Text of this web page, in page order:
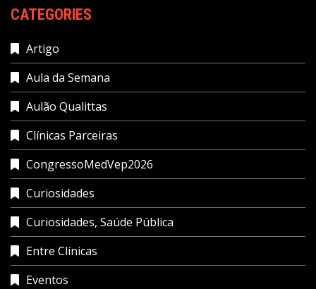
CATEGORIES
Artigo
Aula da Semana
Aulão Qualittas
Clínicas Parceiras
CongressoMedVep2026
Curiosidades
Curiosidades, Saúde Pública
Entre Clínicas
Eventos